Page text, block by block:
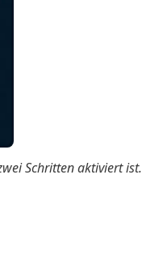
Schritten aktiviert ist.